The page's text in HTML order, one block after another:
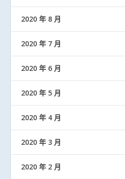
2020 年 8 月
2020 年 7 月
2020 年 6 月
2020 年 5 月
2020 年 4 月
2020 年 3 月
2020 年 2 月